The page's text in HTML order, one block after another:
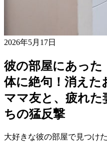
2026年5月17日
彼の部屋にあった
体に絶句！消えた
ママ友と、疲れた
ちの猛反撃
大好きな彼の部屋で見つけ